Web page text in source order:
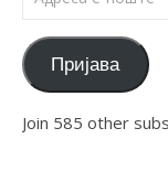
Пријава
Join 585 other